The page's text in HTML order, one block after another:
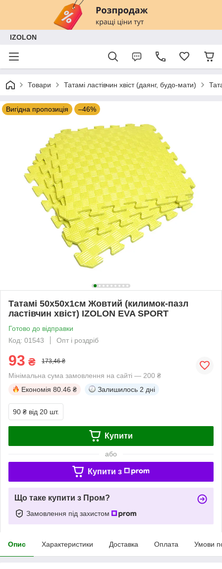
IZOLON
Товари Татамі ластівчин хвіст (даянг, будо-мати)
Вигідна пропозиція –46%
Татамі 50х50х1см Жовтий (килимок-пазл
ластівчин хвіст) IZOLON EVA SPORT
Готово до відправки
Код: 01543
Опт і роздріб
93 ₴ 173,46 ₴
Мінімальна сума замовлення на сайті — 200 ₴
Економія 80.46 ₴ Залишилось 2 дні
90 ₴ від 20 шт.
Купити
або
Купити з
Що таке купити з Пром?
Замовлення під захистом
Опис Характеристики Доставка Оплата Умови